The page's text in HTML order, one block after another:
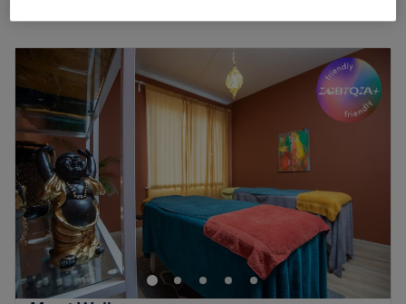
Dinsdag
19:00
Woensdag
09:30
19:00
Donderdag
–20:00
Vrijdag
20:00
Zaterdag
09:30
Zondag
Gesloten
Idéalement situé dans le quartier Châtelain, sur la
célèbre avenue Louise, Javine- Sama wellness est un
institut de beauté qui offre une large gamme de soins :
soin du visage, maquillage, coupe et coiffure pour
hommes et pour femmes, épilation à la cire et épilation